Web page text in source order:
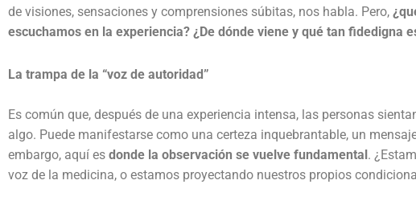
de visiones, sensaciones y comprensiones súbitas, nos habla. Pero,
escuchamos en la experiencia? ¿De dónde viene y qué tan fidedigna
La trampa de la “voz de autoridad”
Es común que, después de una experiencia intensa, las personas
algo. Puede manifestarse como una certeza inquebrantable, un
embargo, aquí es donde la observación se vuelve fundamental.
voz de la medicina, o estamos proyectando nuestros propios